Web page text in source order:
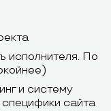
Высокий,
исполнителя. По
и систему
сайта